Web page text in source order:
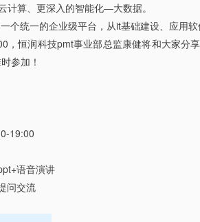
算、更深入的智能化—大数据。
统一的企业级平台，从it基础建设、应用软
润科技pmt事业部总监康健将和大家分享
参加！
19:00
语音演讲
交流